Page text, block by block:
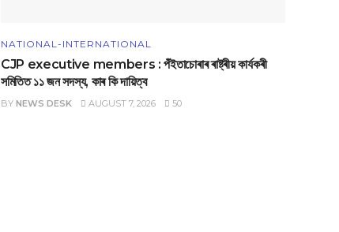
NATIONAL-INTERNATIONAL
CJP executive members : পঁইতাচোৰাৰ ৰাষ্ট্ৰীয় কাৰ্যকৰী
সমিতিত ১১ জন সদস্য, কাৰ কি দায়িত্ব
BY NEWS DESK AUGUST 7, 2026 50